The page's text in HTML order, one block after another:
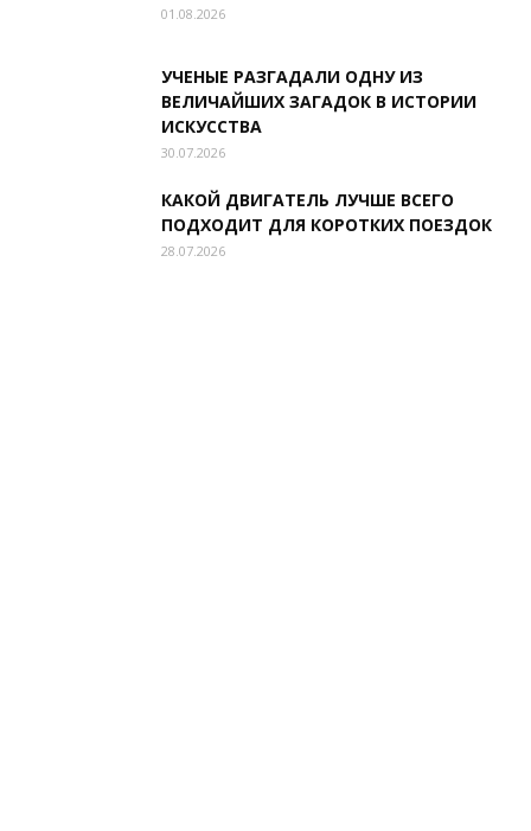
01.08.2026
УЧЕНЫЕ РАЗГАДАЛИ ОДНУ ИЗ
ВЕЛИЧАЙШИХ ЗАГАДОК В ИСТОРИИ
ИСКУССТВА
30.07.2026
КАКОЙ ДВИГАТЕЛЬ ЛУЧШЕ ВСЕГО
ПОДХОДИТ ДЛЯ КОРОТКИХ ПОЕЗДОК
28.07.2026